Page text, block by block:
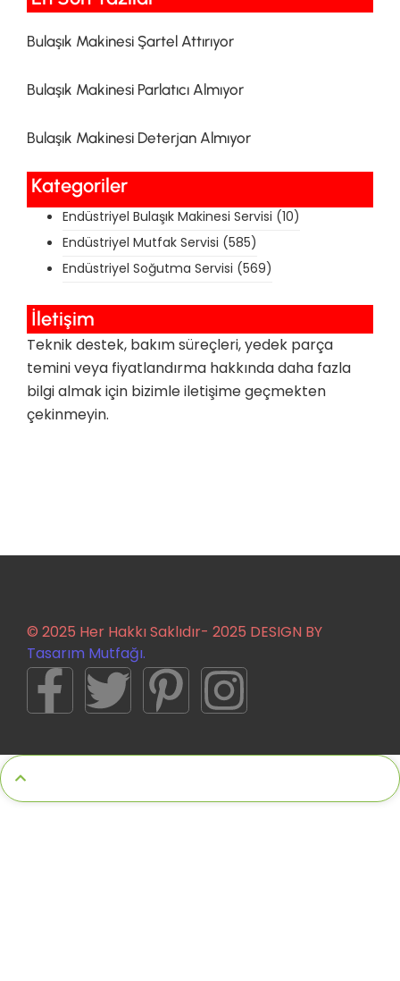
Bulaşık Makinesi Şartel Attırıyor
Bulaşık Makinesi Parlatıcı Almıyor
Bulaşık Makinesi Deterjan Almıyor
Kategoriler
Endüstriyel Bulaşık Makinesi Servisi (10)
Endüstriyel Mutfak Servisi (585)
Endüstriyel Soğutma Servisi (569)
İletişim
Teknik destek, bakım süreçleri, yedek parça
temini veya fiyatlandırma hakkında daha fazla
bilgi almak için bizimle iletişime geçmekten
çekinmeyin.
© 2025 Her Hakkı Saklıdır- 2025 DESIGN BY
Tasarım Mutfağı.